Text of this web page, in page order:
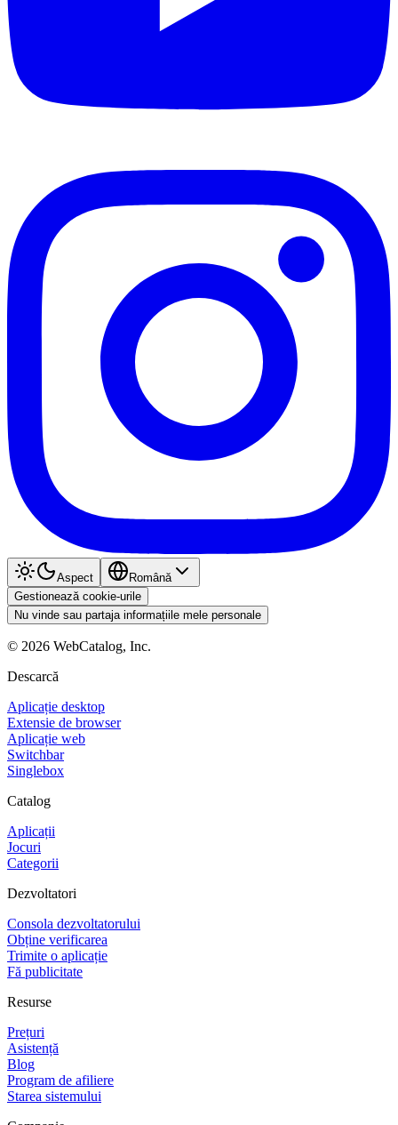
Aspect
Română
Gestionează cookie-urile
Nu vinde sau partaja informațiile mele personale
© 2026 WebCatalog, Inc.
Descarcă
Aplicație desktop
Extensie de browser
Aplicație web
Switchbar
Singlebox
Catalog
Aplicații
Jocuri
Categorii
Dezvoltatori
Consola dezvoltatorului
Obține verificarea
Trimite o aplicație
Fă publicitate
Resurse
Prețuri
Asistență
Blog
Program de afiliere
Starea sistemului